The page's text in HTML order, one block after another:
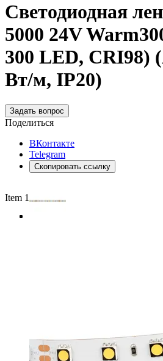
Светодиодная
5000 24V
300 LED, CRI98)
Вт/м, IP20)
Задать вопрос
Поделиться
ВКонтакте
Telegram
Скопировать ссылку
Item 1 of 4